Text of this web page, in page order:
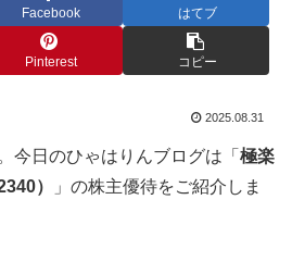
Facebook はてブ
Pinterest コピー
2025.08.31
今日のひゃはりんブログは「 極楽
）
」の株主優待をご紹介しま